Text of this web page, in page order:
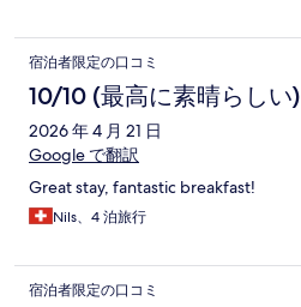
宿泊者限定の口コミ
10/10 (最高に素晴らしい)
2026 年 4 月 21 日
Google で翻訳
Great stay, fantastic breakfast!
Nils、4 泊旅行
宿泊者限定の口コミ